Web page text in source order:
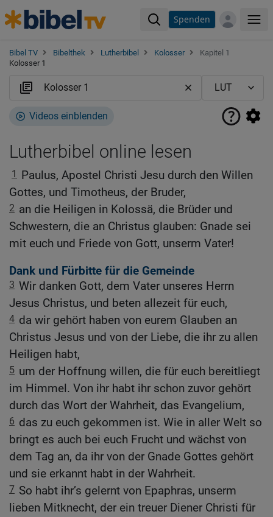
Spenden
Bibel TV Bibelthek Lutherbibel Kolosser
Kapitel 1
Kolosser 1
Videos einblenden
Lutherbibel online lesen
1 Paulus, Apostel Christi Jesu durch den Willen
Gottes, und Timotheus, der Bruder,
2 an die Heiligen in Kolossä, die Brüder und
Schwestern, die an Christus glauben: Gnade sei
mit euch und Friede von Gott, unserm Vater!
Dank und Fürbitte für die Gemeinde
3 Wir danken Gott, dem Vater unseres Herrn
Jesus Christus, und beten allezeit für euch,
4 da wir gehört haben von eurem Glauben an
Christus Jesus und von der Liebe, die ihr zu allen
Heiligen habt,
5 um der Hoffnung willen, die für euch bereitliegt
im Himmel. Von ihr habt ihr schon zuvor gehört
durch das Wort der Wahrheit, das Evangelium,
6 das zu euch gekommen ist. Wie in aller Welt so
bringt es auch bei euch Frucht und wächst von
dem Tag an, da ihr von der Gnade Gottes gehört
und sie erkannt habt in der Wahrheit.
7 So habt ihr’s gelernt von Epaphras, unserm
lieben Mitknecht, der ein treuer Diener Christi für